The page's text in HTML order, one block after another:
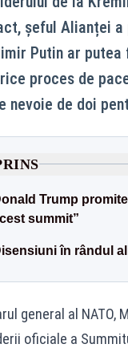
șeful Alianței
Putin ar
proces de
nevoie de doi
Trump
summit”
în rândul
general al NATO,
oficiale a